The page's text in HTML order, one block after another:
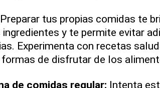
Preparar tus propias comidas te
y te permite evitar
Experimenta con recetas
formas de disfrutar de los
de comidas regular: Intenta